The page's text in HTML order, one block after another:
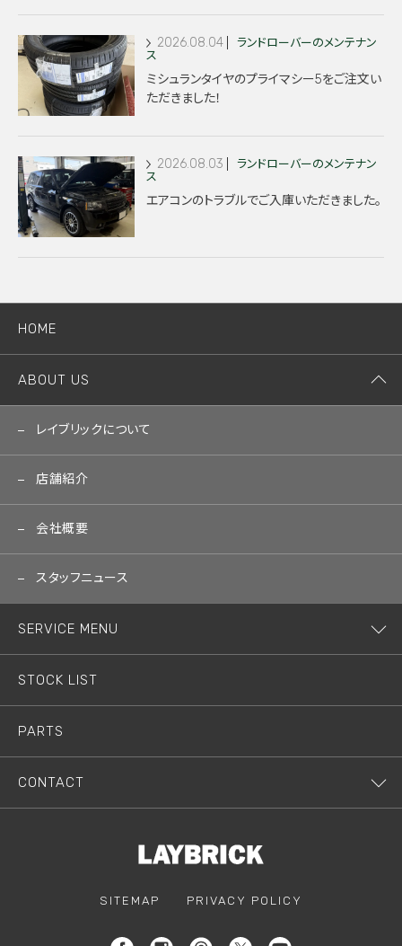
2026.08.04
ランドローバーのメンテナン
ス
ミシュランタイヤのプライマシー5をご注文い
ただきました！
2026.08.03
ランドローバーのメンテナン
ス
エアコンのトラブルでご入庫いただきました。
HOME
ABOUT US
レイブリックについて
店舗紹介
会社概要
スタッフニュース
SERVICE MENU
STOCK LIST
PARTS
CONTACT
SITEMAP PRIVACY POLICY